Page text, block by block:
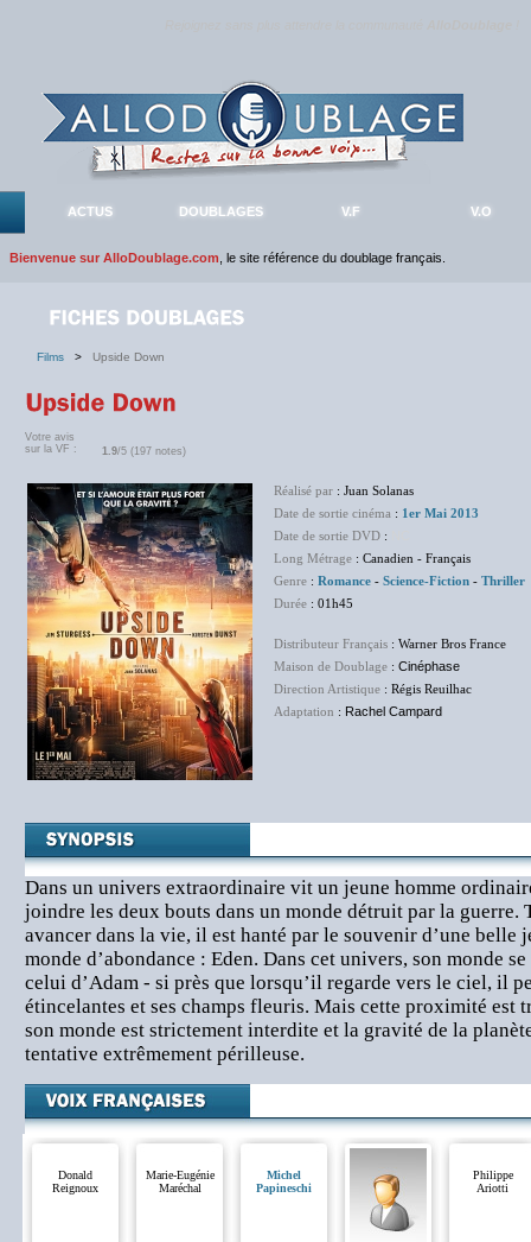
ACTUS DOUBLAGES V.F V.O
Bienvenue sur AlloDoublage.com , le site référence du doublage français.
Films > Upside Down
Votre avis
sur la VF :
1.9/5 (197 notes)
Réalisé par : Juan Solanas
Date de sortie cinéma : 1er Mai 2013
Date de sortie DVD :
Long Métrage : Canadien - Français
Genre : Romance - Science-Fiction - Thriller
Durée : 01h45
Distributeur Français : Warner Bros France
Maison de Doublage : Cinéphase
Direction Artistique : Régis Reuilhac
Adaptation : Rachel Campard
Dans un univers extraordinaire vit un jeune homme
joindre les deux bouts dans un monde détruit par la guerre.
avancer dans la vie, il est hanté par le souvenir d’une belle
monde d’abondance : Eden. Dans cet univers, son monde
celui d’Adam - si près que lorsqu’il regarde vers le ciel, il
étincelantes et ses champs fleuris. Mais cette proximité est
son monde est strictement interdite et la gravité de la
tentative extrêmement périlleuse.
Donald
Reignoux
Marie-Eugénie
Maréchal
Michel
Papineschi
Philippe
Ariotti